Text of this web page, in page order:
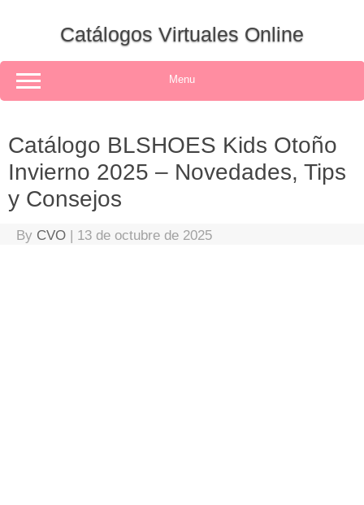
Catálogos Virtuales Online
Menu
Catálogo BLSHOES Kids Otoño
Invierno 2025 – Novedades, Tips
y Consejos
By CVO | 13 de octubre de 2025